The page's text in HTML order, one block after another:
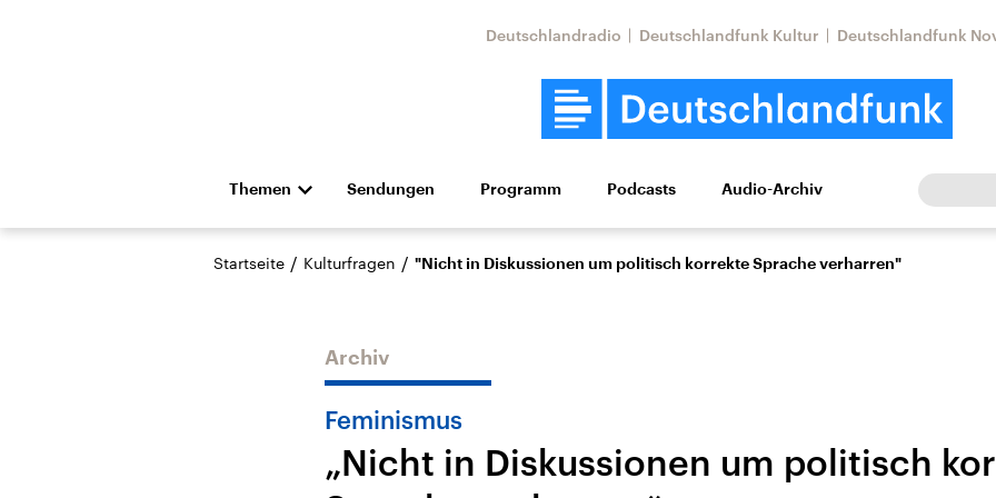
Deutschlandradio Deutschlandfunk Kultur Deutschlandfunk
Themen
Die Nachrichten Politik Wirtschaft Wissen Kultur Europa
Hörspiel und Feature Musik
Landtagswahl Sachsen-
Anhalt 2026
USA
Nahostkonflikt
Iran
Sendungen Programm Podcasts Audio-Archiv
Startseite / Kulturfragen / "Nicht in Diskussionen um politisch korrekte Sprache verharren"
Archiv
Feminismus
„Nicht in Diskussionen um politisch